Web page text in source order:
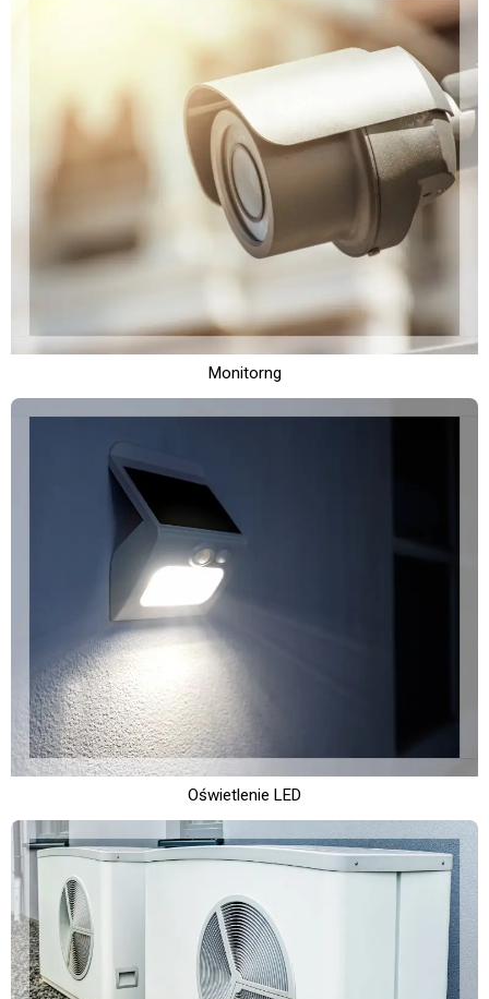
Monitorng
Oświetlenie LED